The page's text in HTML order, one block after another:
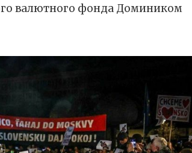
валютного фонда Домиником